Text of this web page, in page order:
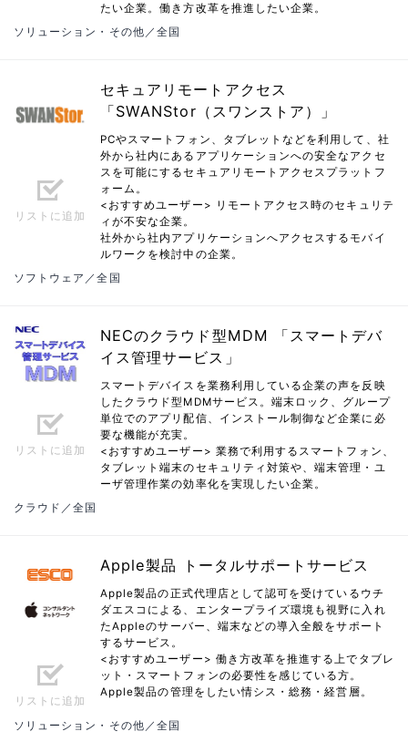
たい企業。働き方改革を推進したい企業。
ソリューション・その他／全国
リストに追加
セキュアリモートアクセス
「SWANStor（スワンストア）」
PCやスマートフォン、タブレットなどを利用して、社
外から社内にあるアプリケーションへの安全なアクセ
スを可能にするセキュアリモートアクセスプラットフ
ォーム。
<おすすめユーザー> リモートアクセス時のセキュリテ
ィが不安な企業。
社外から社内アプリケーションへアクセスするモバイ
ルワークを検討中の企業。
ソフトウェア／全国
リストに追加
NECのクラウド型MDM 「スマートデバ
イス管理サービス」
スマートデバイスを業務利用している企業の声を反映
したクラウド型MDMサービス。端末ロック、グループ
単位でのアプリ配信、インストール制御など企業に必
要な機能が充実。
<おすすめユーザー> 業務で利用するスマートフォン、
タブレット端末のセキュリティ対策や、端末管理・ユ
ーザ管理作業の効率化を実現したい企業。
クラウド／全国
リストに追加
Apple製品 トータルサポートサービス
Apple製品の正式代理店として認可を受けているウチ
ダエスコによる、エンタープライズ環境も視野に入れ
たAppleのサーバー、端末などの導入全般をサポート
するサービス。
<おすすめユーザー> 働き方改革を推進する上でタブレ
ット・スマートフォンの必要性を感じている方。
Apple製品の管理をしたい情シス・総務・経営層。
ソリューション・その他／全国